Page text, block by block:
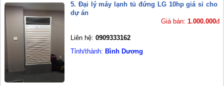
5. Đại lý máy lạnh tủ đứng LG 10hp giá sỉ cho
dự án
Giá bán: 1.000.000đ
Liên hệ: 0909333162
Tỉnh/thành: Bình Dương